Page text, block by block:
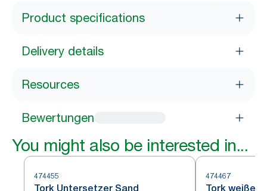
Product specifications
Delivery details
Resources
Bewertungen
You might also be interested in...
474455
Tork Untersetzer Sand
474467
Tork weißer